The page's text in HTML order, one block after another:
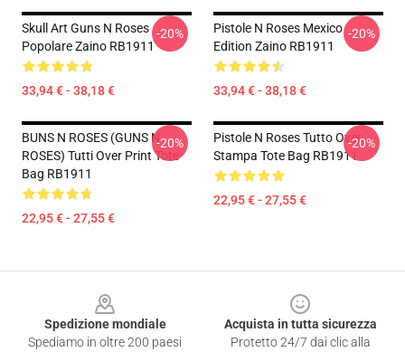
Skull Art Guns N Roses
Popolare Zaino RB1911
33,94 € - 38,18 €
-20%
Pistole N Roses Mexico
Edition Zaino RB1911
33,94 € - 38,18 €
-20%
BUNS N ROSES (GUNS N
ROSES) Tutti Over Print Tote
Bag RB1911
22,95 € - 27,55 €
-20%
Pistole N Roses Tutto Over
Stampa Tote Bag RB1911
22,95 € - 27,55 €
-20%
Spedizione mondiale
Spediamo in oltre 200 paesi
Acquista in tutta sicurezza
Protetto 24/7 dai clic alla